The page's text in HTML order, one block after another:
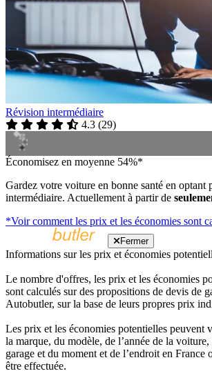
Révision intermédiaire
4.3 (29)
Économisez en moyenne 54%*
Gardez votre voiture en bonne santé en optant
intermédiaire. Actuellement à partir de
*Voir comment les prix et les économies sont
Fermer
Informations sur les prix et économies
Le nombre d'offres, les prix et les économies
sont calculés sur des propositions de devis de
Autobutler, sur la base de leurs propres prix
Les prix et les économies potentielles peuvent
la marque, du modèle, de l’année de la
garage et du moment et de l’endroit en France
être effectuée.